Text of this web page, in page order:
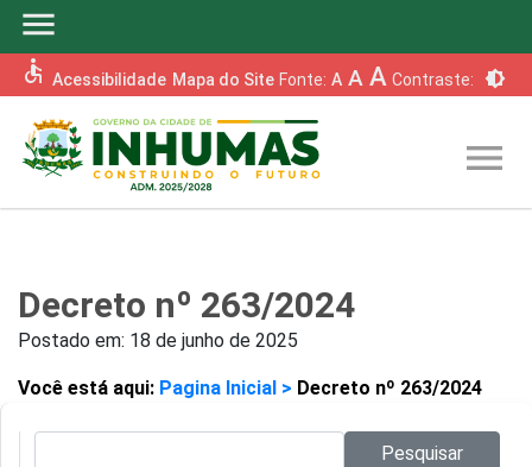
menu
accessible Acessibilidade Mapa do Site Fonte: A A A Contraste: brightness_6
menu
Decreto nº 263/2024
Postado em: 18 de junho de 2025
Você está aqui: Pagina Inicial > Decreto nº 263/2024
Pesquisar